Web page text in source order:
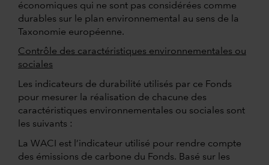
économiques qui ne sont pas considérées comme
durables sur le plan environnemental au sens de la
Taxonomie européenne.
Contrôle des caractéristiques environnementales ou
sociales
Les indicateurs de durabilité utilisés par ce Fonds
pour mesurer la réalisation de chacune des
caractéristiques environnementales ou sociales sont
les suivants :
La WACI est l’indicateur utilisé pour rendre compte
des émissions de carbone du Fonds. Basé sur les